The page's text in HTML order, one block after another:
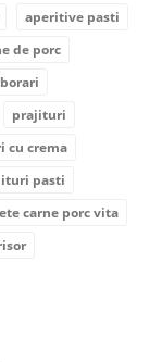
aperitive pasti
de porc
prajituri
cu crema
pasti
carne porc vita